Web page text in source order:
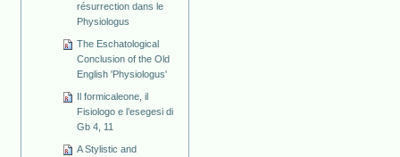
résurrection dans le
Physiologus
The Eschatological
Conclusion of the Old
English 'Physiologus'
Il formicaleone, il
Fisiologo e l’esegesi di
Gb 4, 11
A Stylistic and